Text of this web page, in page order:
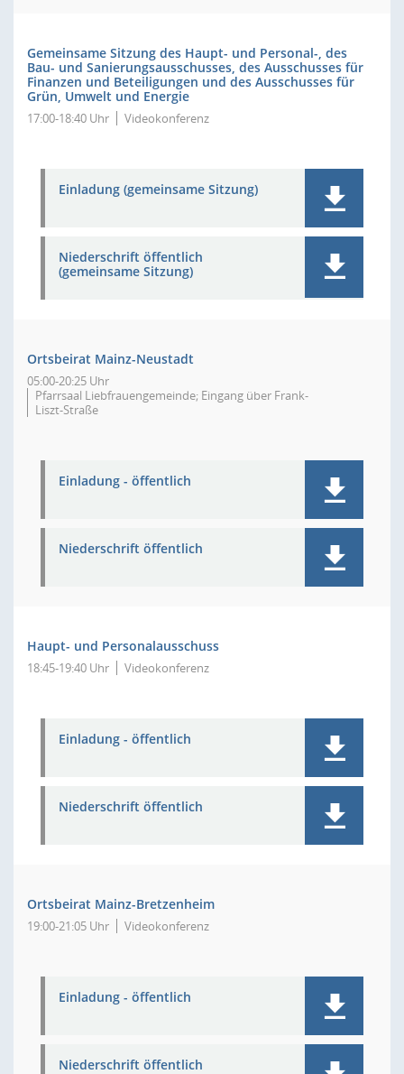
Gemeinsame Sitzung des Haupt- und Personal-, des
Bau- und Sanierungsausschusses, des Ausschusses für
Finanzen und Beteiligungen und des Ausschusses für
Grün, Umwelt und Energie
17:00-18:40 Uhr Videokonferenz
Einladung (gemeinsame Sitzung)
Niederschrift öffentlich
(gemeinsame Sitzung)
Ortsbeirat Mainz-Neustadt
05:00-20:25 Uhr
Pfarrsaal Liebfrauengemeinde; Eingang über Frank-
Liszt-Straße
Einladung - öffentlich
Niederschrift öffentlich
Haupt- und Personalausschuss
18:45-19:40 Uhr Videokonferenz
Einladung - öffentlich
Niederschrift öffentlich
Ortsbeirat Mainz-Bretzenheim
19:00-21:05 Uhr Videokonferenz
Einladung - öffentlich
Niederschrift öffentlich